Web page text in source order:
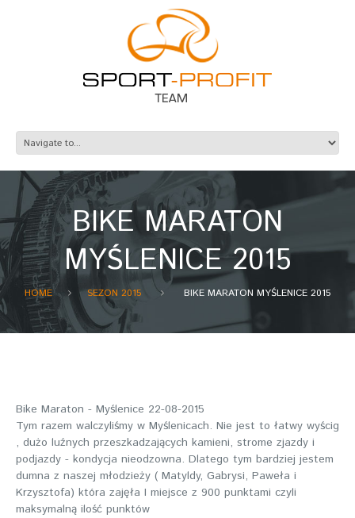
BIKE MARATON
MYŚLENICE 2015
HOME SEZON 2015 BIKE MARATON MYŚLENICE 2015
Bike Maraton - Myślenice 22-08-2015
Tym razem walczyliśmy w Myślenicach. Nie jest to łatwy wyścig
, dużo luźnych przeszkadzających kamieni, strome zjazdy i
podjazdy - kondycja nieodzowna. Dlatego tym bardziej jestem
dumna z naszej młodzieży ( Matyldy, Gabrysi, Paweła i
Krzysztofa) która zajęła I miejsce z 900 punktami czyli
maksymalną ilość punktów